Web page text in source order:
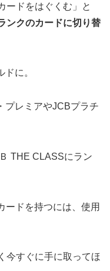
ードをはぐくむ」と
ンクのカードに切り替
に。
プレミアやJCBプラチ
THE CLASSにラン
ードを持つには、使用
今すぐに手に取ってほ